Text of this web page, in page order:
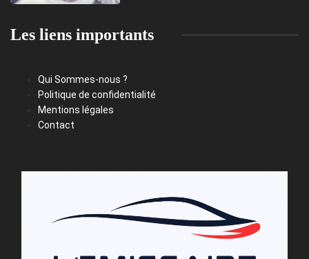
Les liens importants
Qui Sommes-nous ?
Politique de confidentialité
Mentions légales
Contact